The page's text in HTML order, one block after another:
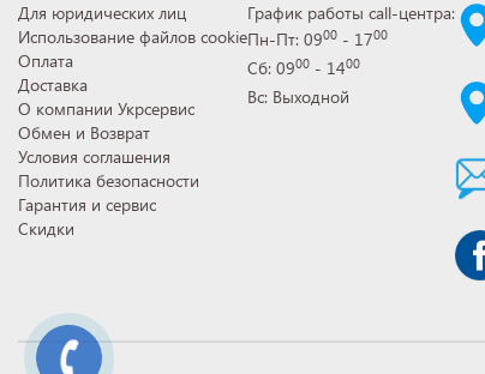
Для юридических лиц
Использование файлов cookie
Оплата
Доставка
О компании Укрсервис
Обмен и Возврат
Условия соглашения
Политика безопасности
Гарантия и сервис
Скидки
График работы call-центра:
Пн-Пт: 0900 - 1700
Сб: 0900 - 1400
Вс: Выходной